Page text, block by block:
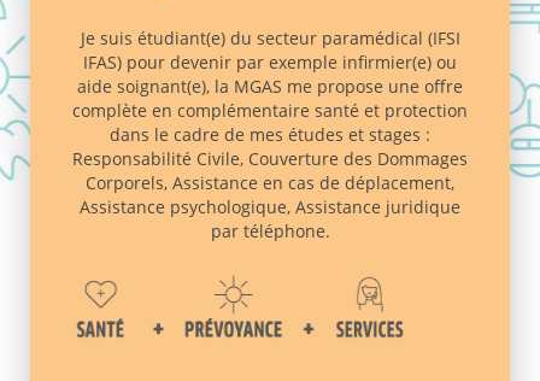
Je suis étudiant(e) du secteur paramédical (IFSI
IFAS) pour devenir par exemple infirmier(e) ou
aide soignant(e), la MGAS me propose une offre
complète en complémentaire santé et protection
dans le cadre de mes études et stages :
Responsabilité Civile, Couverture des Dommages
Corporels, Assistance en cas de déplacement,
Assistance psychologique, Assistance juridique
par téléphone.